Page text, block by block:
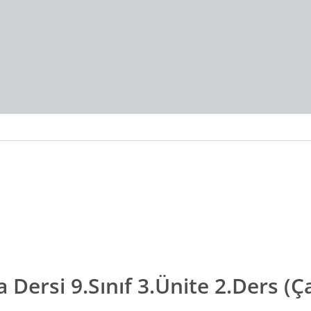
Dersi 9.Sınıf 3.Ünite 2.Ders